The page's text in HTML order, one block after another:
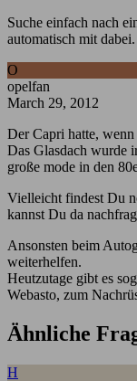
Suche einfach nach
automatisch mit dabei.
O
opelfan
March 29, 2012
Der Capri hatte, wenn
Das Glasdach wurde
große mode in den
Vielleicht findest Du
kannst Du da
Ansonsten beim
weiterhelfen.
Heutzutage gibt es
Webasto, zum
Ähnliche
H